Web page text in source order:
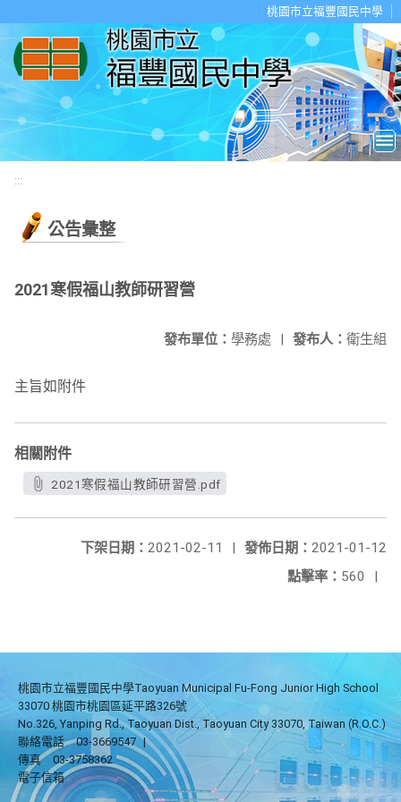
桃園市立福豐國民中學
:::
公告彙整
2021寒假福山教師研習營
發布人： 衛生組
發布單位： 學務處 |
主旨如附件
相關附件
2021寒假福山教師研習營.pdf
發佈日期： 2021-01-12
下架日期： 2021-02-11
|
點擊率： 560 |
桃園市立福豐國民中學Taoyuan Municipal Fu-Fong Junior High School
33070 桃園市桃園區延平路326號
No.326, Yanping Rd., Taoyuan Dist., Taoyuan City 33070, Taiwan (R.O.C.)
聯絡電話
03-3669547 |
傳真
03-3758362
電子信箱